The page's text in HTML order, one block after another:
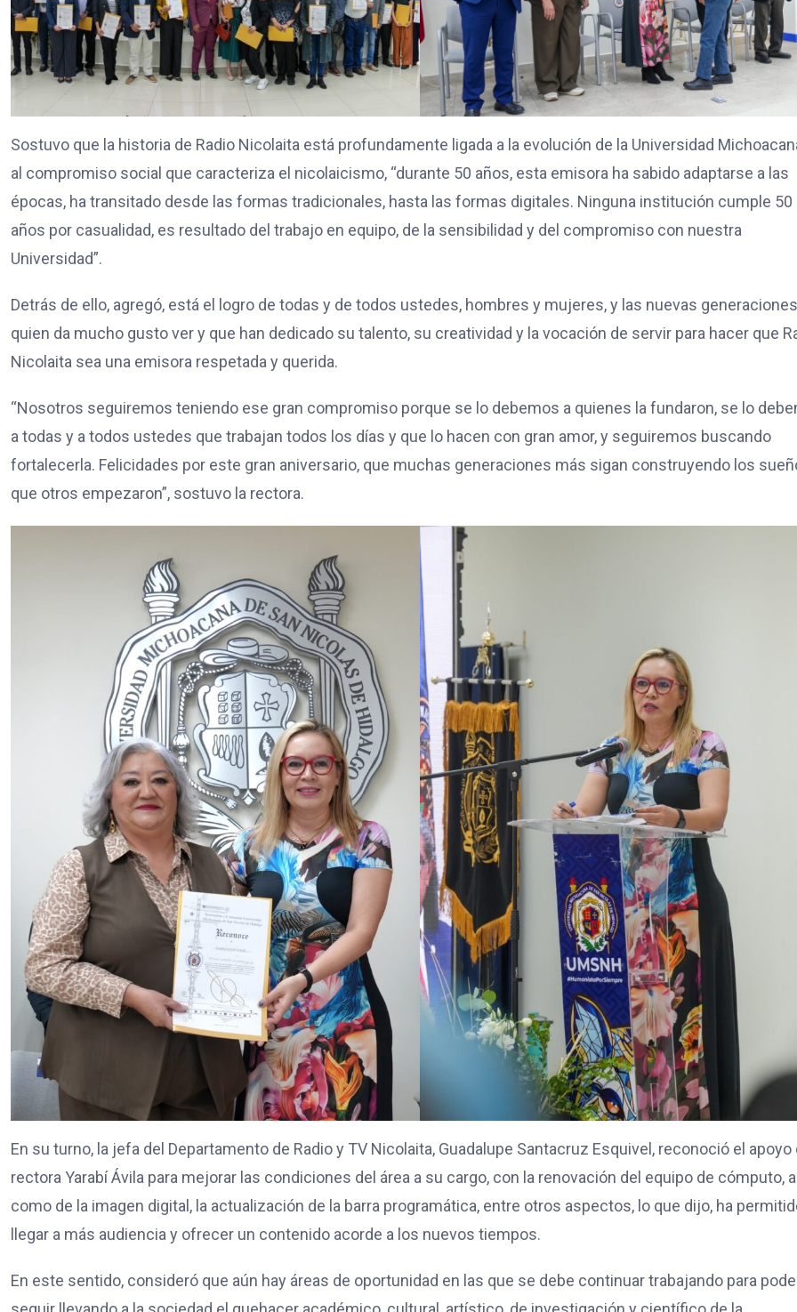
Sostuvo que la historia de Radio Nicolaita está profundamente ligada a la evolución de la Universidad
al compromiso social que caracteriza el nicolaicismo, “durante 50 años, esta emisora ha sabido adaptarse a las
épocas, ha transitado desde las formas tradicionales, hasta las formas digitales. Ninguna institución cumple 50
años por casualidad, es resultado del trabajo en equipo, de la sensibilidad y del compromiso con nuestra
Universidad”.
Detrás de ello, agregó, está el logro de todas y de todos ustedes, hombres y mujeres, y las nuevas
quien da mucho gusto ver y que han dedicado su talento, su creatividad y la vocación de servir para hacer que
Nicolaita sea una emisora respetada y querida.
“Nosotros seguiremos teniendo ese gran compromiso porque se lo debemos a quienes la fundaron, se lo
a todas y a todos ustedes que trabajan todos los días y que lo hacen con gran amor, y seguiremos buscando
fortalecerla. Felicidades por este gran aniversario, que muchas generaciones más sigan construyendo los
que otros empezaron”, sostuvo la rectora.
En su turno, la jefa del Departamento de Radio y TV Nicolaita, Guadalupe Santacruz Esquivel, reconoció el apoyo
rectora Yarabí Ávila para mejorar las condiciones del área a su cargo, con la renovación del equipo de cómputo,
como de la imagen digital, la actualización de la barra programática, entre otros aspectos, lo que dijo, ha
llegar a más audiencia y ofrecer un contenido acorde a los nuevos tiempos.
En este sentido, consideró que aún hay áreas de oportunidad en las que se debe continuar trabajando para